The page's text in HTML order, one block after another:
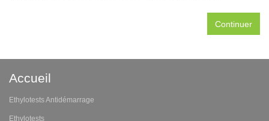
Continuer
Accueil
Ethylotests Antidémarrage
Ethylotests